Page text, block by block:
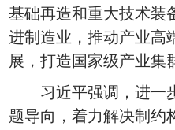
基础再造和重大技术装
进制造业，推动产业高
展，打造国家级产业集
习近平强调，进一
题导向，着力解决制约